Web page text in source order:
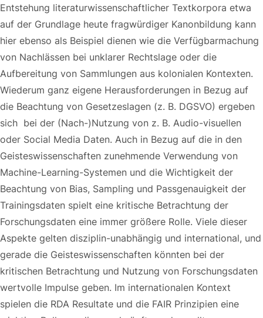
Entstehung literaturwissenschaftlicher Textkorpora etwa
auf der Grundlage heute fragwürdiger Kanonbildung kann
hier ebenso als Beispiel dienen wie die Verfügbarmachung
von Nachlässen bei unklarer Rechtslage oder die
Aufbereitung von Sammlungen aus kolonialen Kontexten.
Wiederum ganz eigene Herausforderungen in Bezug auf
die Beachtung von Gesetzeslagen (z. B. DGSVO) ergeben
sich bei der (Nach-)Nutzung von z. B. Audio-visuellen
oder Social Media Daten. Auch in Bezug auf die in den
Geisteswissenschaften zunehmende Verwendung von
Machine-Learning-Systemen und die Wichtigkeit der
Beachtung von Bias, Sampling und Passgenauigkeit der
Trainingsdaten spielt eine kritische Betrachtung der
Forschungsdaten eine immer größere Rolle. Viele dieser
Aspekte gelten disziplin-unabhängig und international, und
gerade die Geisteswissenschaften könnten bei der
kritischen Betrachtung und Nutzung von Forschungsdaten
wertvolle Impulse geben. Im internationalen Kontext
spielen die RDA Resultate und die FAIR Prinzipien eine